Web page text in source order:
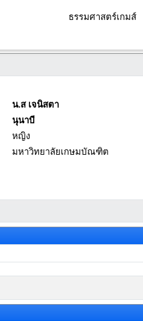
ธรรมศาสตร์เกมส์
น.ส เจนิสตา
นุนาบี
หญิง
มหาวิทยาลัยเกษมบัณฑิต